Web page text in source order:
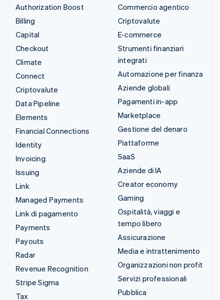
Authorization Boost
Billing
Capital
Checkout
Climate
Connect
Criptovalute
Data Pipeline
Elements
Financial Connections
Identity
Invoicing
Issuing
Link
Managed Payments
Link di pagamento
Payments
Payouts
Radar
Revenue Recognition
Stripe Sigma
Tax
Commercio agentico
Criptovalute
E-commerce
Strumenti finanziari
integrati
Automazione per finanza
Aziende globali
Pagamenti in-app
Marketplace
Gestione del denaro
Piattaforme
SaaS
Aziende di IA
Creator economy
Gaming
Ospitalità, viaggi e
tempo libero
Assicurazione
Media e intrattenimento
Organizzazioni non profit
Servizi professionali
Pubblica